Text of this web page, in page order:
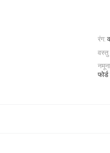
रंग:
वस्तु